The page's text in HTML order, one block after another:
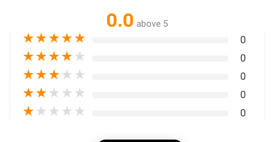
0.0 above 5
★★★★★ 0
★★★★ ★ 0
★★★ ★ ★ 0
★★ ★ ★ ★ 0
★ ★ ★ ★ ★ 0